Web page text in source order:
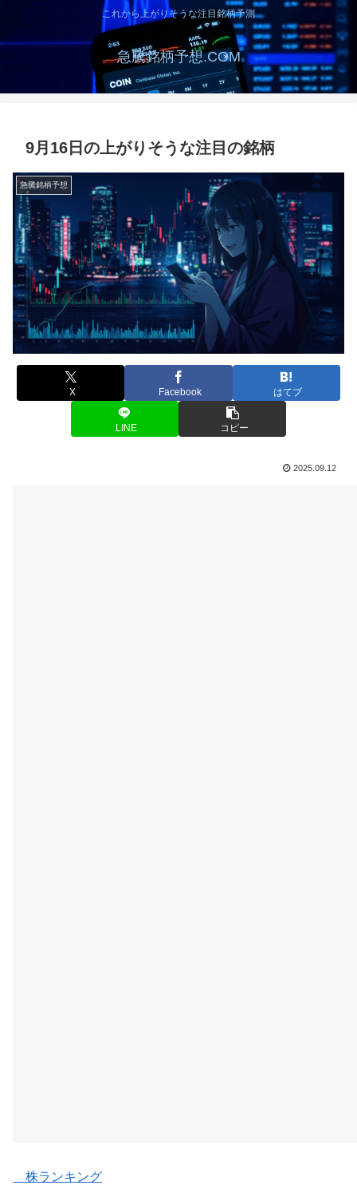
これから上がりそうな注目銘柄予測
急騰銘柄予想.COM
9月16日の上がりそうな注目の銘柄
急騰銘柄予想
X Facebook はてブ
LINE コピー
2025.09.12
株ランキング